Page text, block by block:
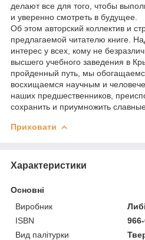
делают все для того, чтобы
и уверенно смотреть в будущее.
Об этом авторский коллектив и
предлагаемой читателю книге.
интерес у всех, кому не
высшего учебного заведения в
пройденный путь, мы
восхищаемся научным и
наших предшественников,
сохранить и приумножить
Приховати
Характеристики
Основні
Виробник
ISBN
Вид палітурки